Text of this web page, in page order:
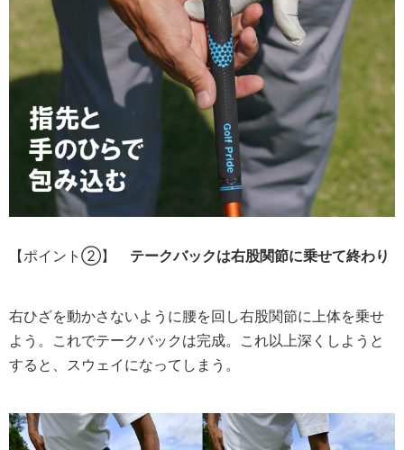
【ポイント②】 テークバックは右股関節に乗せて終わり
右ひざを動かさないように腰を回し右股関節に上体を乗せ
よう。これでテークバックは完成。これ以上深くしようと
すると、スウェイになってしまう。